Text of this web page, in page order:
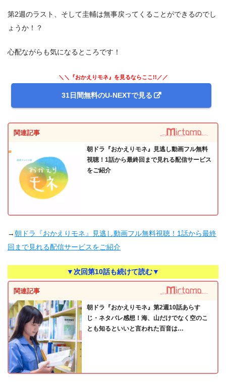
第2週のラスト、そして圭輔は無事戻ってくることができるのでし
ょうか！？
心配ながらも気になるところです！
＼＼『おかえりモネ』を見るならここ!!／／
31日間無料のU-NEXTで見る
関連記事
朝ドラ『おかえりモネ』見逃し動画フル無料
視聴！1話から最終回まで見れる配信サービス
をご紹介
→朝ドラ『おかえりモネ』見逃し動画フル無料視聴！1話から最終
回まで見れる配信サービスをご紹介
▼次回第10話も続けて読む▼
関連記事
朝ドラ『おかえりモネ』第2週10話あらす
じ・ネタバレ感想！海、山だけでなく空のこ
とも知るといいと言われた百音は…